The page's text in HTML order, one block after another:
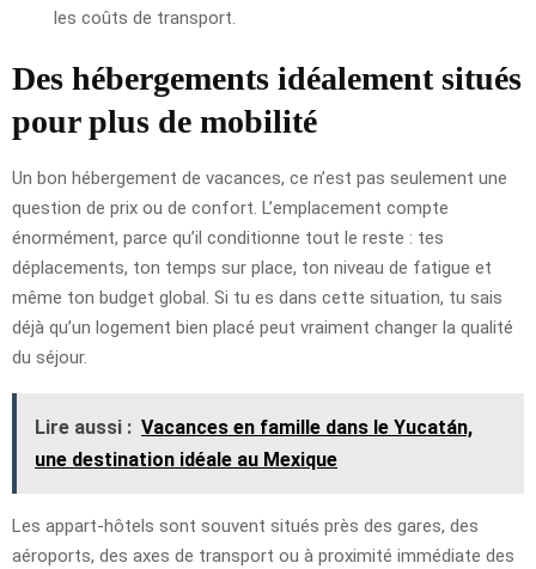
les coûts de transport.
Des hébergements idéalement situés
pour plus de mobilité
Un bon hébergement de vacances, ce n’est pas seulement une
question de prix ou de confort. L’emplacement compte
énormément, parce qu’il conditionne tout le reste : tes
déplacements, ton temps sur place, ton niveau de fatigue et
même ton budget global. Si tu es dans cette situation, tu sais
déjà qu’un logement bien placé peut vraiment changer la qualité
du séjour.
Lire aussi : Vacances en famille dans le Yucatán,
une destination idéale au Mexique
Les appart-hôtels sont souvent situés près des gares, des
aéroports, des axes de transport ou à proximité immédiate des